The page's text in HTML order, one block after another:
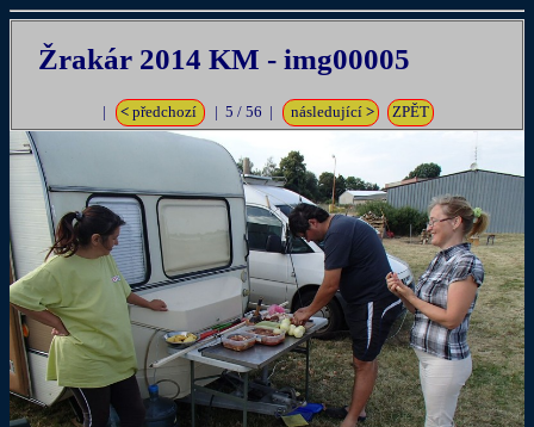
Žrakár 2014 KM - img00005
<předchozí | 5 / 56 | následující > ZPĚT